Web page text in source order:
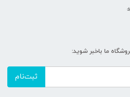
ما باخبر شوید:
ثبت‌نام